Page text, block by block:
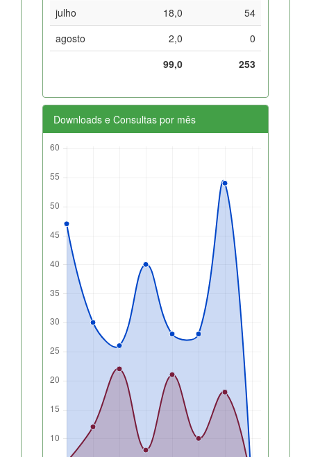
julho
18,0
54
agosto
2,0
0
99,0
253
Downloads e Consultas por mês